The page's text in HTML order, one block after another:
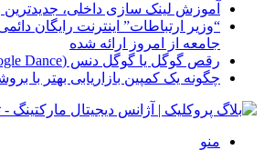
آموزش لینک سازی داخلی، جدیدترین
جامعه از امروز ارائه شده
رقص گوگل یا گوگل دنس (Google Dance) چیست؟
چگونه یک کمپین بازاریابی بهتر با
منو